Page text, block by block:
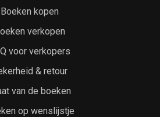
Boeken kopen
verkopen
voor verkopers
& retour
van de boeken
op wenslijstje